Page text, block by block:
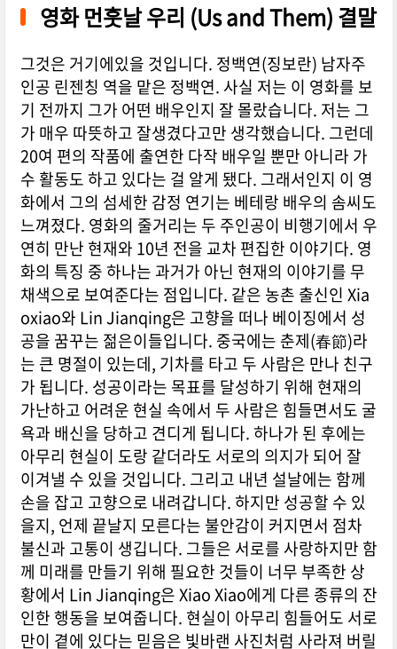
영화 먼훗날 우리 (Us and Them) 결말
그것은 거기에있을 것입니다. 정백연(징보란) 남자주
인공 린젠칭 역을 맡은 정백연. 사실 저는 이 영화를 보
기 전까지 그가 어떤 배우인지 잘 몰랐습니다. 저는 그
가 매우 따뜻하고 잘생겼다고만 생각했습니다. 그런데
20여 편의 작품에 출연한 다작 배우일 뿐만 아니라 가
수 활동도 하고 있다는 걸 알게 됐다. 그래서인지 이 영
화에서 그의 섬세한 감정 연기는 베테랑 배우의 솜씨도
느껴졌다. 영화의 줄거리는 두 주인공이 비행기에서 우
연히 만난 현재와 10년 전을 교차 편집한 이야기다. 영
화의 특징 중 하나는 과거가 아닌 현재의 이야기를 무
채색으로 보여준다는 점입니다. 같은 농촌 출신인 Xia
oxiao와 Lin Jianqing은 고향을 떠나 베이징에서 성
공을 꿈꾸는 젊은이들입니다. 중국에는 춘제(春節)라
는 큰 명절이 있는데, 기차를 타고 두 사람은 만나 친구
가 됩니다. 성공이라는 목표를 달성하기 위해 현재의
가난하고 어려운 현실 속에서 두 사람은 힘들면서도 굴
욕과 배신을 당하고 견디게 됩니다. 하나가 된 후에는
아무리 현실이 도랑 같더라도 서로의 의지가 되어 잘
이겨낼 수 있을 것입니다. 그리고 내년 설날에는 함께
손을 잡고 고향으로 내려갑니다. 하지만 성공할 수 있
을지, 언제 끝날지 모른다는 불안감이 커지면서 점차
불신과 고통이 생깁니다. 그들은 서로를 사랑하지만 함
께 미래를 만들기 위해 필요한 것들이 너무 부족한 상
황에서 Lin Jianqing은 Xiao Xiao에게 다른 종류의 잔
인한 행동을 보여줍니다. 현실이 아무리 힘들어도 서로
만이 곁에 있다는 믿음은 빛바랜 사진처럼 사라져 버릴